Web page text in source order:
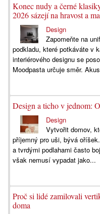
Konec nudy a černé
2026 sázejí na hravost a
Design
Zapomeňte na
podkladu, které potkáváte v
interiérového designu se
Moodpasta určuje směr.
Design a ticho v jednom:
Design
Vytvořit domov,
příjemný pro uši, bývá
a tvrdými podlahami často
však nemusí vypadat jako...
Proč si lidé zamilovali
doma